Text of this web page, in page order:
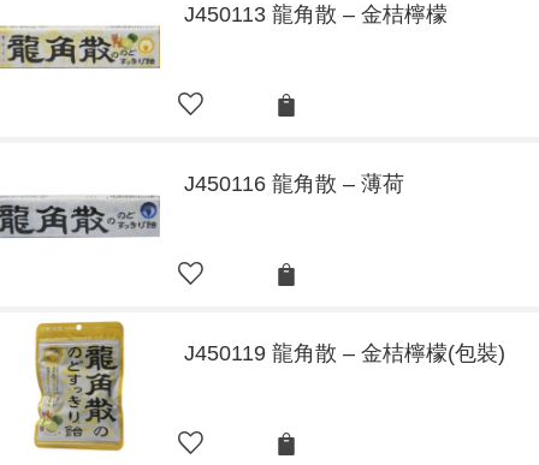
J450113 龍角散 – 金桔檸檬
J450116 龍角散 – 薄荷
J450119 龍角散 – 金桔檸檬(包裝)